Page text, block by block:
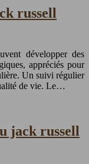
russell
développer des
appréciés pour
Un suivi régulier
de vie. Le…
jack russell